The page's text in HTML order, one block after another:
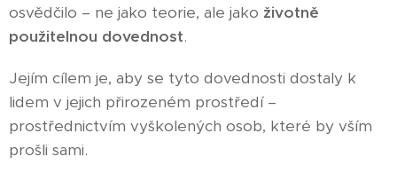
osvědčilo – ne jako teorie, ale jako životně
použitelnou dovednost.
Jejím cílem je, aby se tyto dovednosti dostaly k
lidem v jejich přirozeném prostředí –
prostřednictvím vyškolených osob, které by vším
prošli sami.